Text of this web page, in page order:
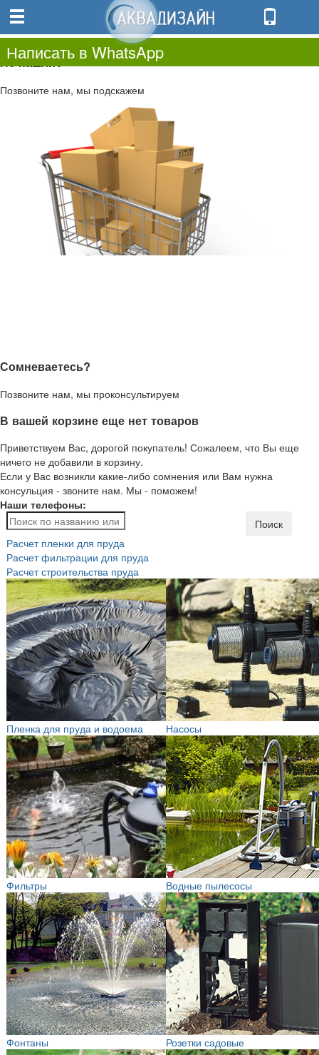
0.00
0
Не нашли?
Позвоните нам, мы подскажем
Сомневаетесь?
Позвоните нам, мы проконсультируем
В вашей корзине еще нет товаров
Приветствуем Вас, дорогой покупатель! Сожалеем, что Вы еще
ничего не добавили в корзину.
Если у Вас возникли какие-либо сомнения или Вам нужна
консульция - звоните нам. Мы - поможем!
Наши телефоны:
Написать в WhatsApp
Поиск
Расчет пленки для пруда
Расчет фильтрации для пруда
Расчет строительства пруда
Пленка для пруда и водоема Насосы
Фильтры Водные пылесосы
Фонтаны Розетки садовые